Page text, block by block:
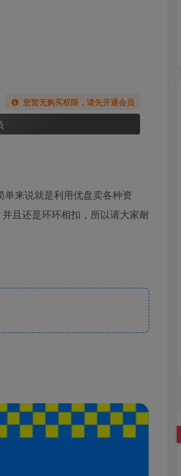
您暂无购买权限，请先开通会员
来说就是利用优盘卖各种资
且还是环环相扣，所以请大家耐